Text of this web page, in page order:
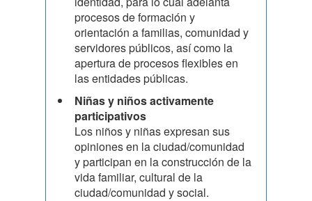
procesos de formación y
orientación a familias, comunidad y
servidores públicos, así como la
apertura de procesos flexibles en
las entidades públicas.
Niñas y niños activamente
participativos
Los niños y niñas expresan sus
opiniones en la ciudad/comunidad
y participan en la construcción de la
vida familiar, cultural de la
ciudad/comunidad y social.